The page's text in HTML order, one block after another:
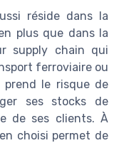
réside dans la
plus que dans la
supply chain qui
ferroviaire ou
le risque de
ses stocks de
de ses clients. À
choisi permet de